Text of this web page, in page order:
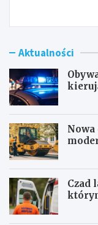
Aktualności
Nowa
Czad